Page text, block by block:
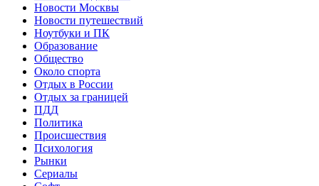
Новости Москвы
Новости путешествий
Ноутбуки и ПК
Образование
Общество
Около спорта
Отдых в России
Отдых за границей
ПДД
Политика
Происшествия
Психология
Рынки
Сериалы